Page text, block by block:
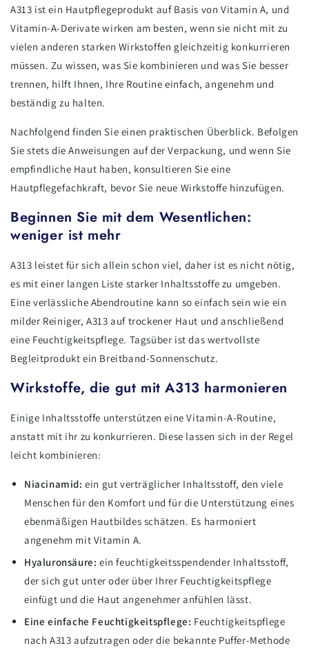
A313 ist ein Hautpflegeprodukt auf Basis von Vitamin A, und
Vitamin-A-Derivate wirken am besten, wenn sie nicht mit zu
vielen anderen starken Wirkstoffen gleichzeitig konkurrieren
müssen. Zu wissen, was Sie kombinieren und was Sie besser
trennen, hilft Ihnen, Ihre Routine einfach, angenehm und
beständig zu halten.
Nachfolgend finden Sie einen praktischen Überblick. Befolgen
Sie stets die Anweisungen auf der Verpackung, und wenn Sie
empfindliche Haut haben, konsultieren Sie eine
Hautpflegefachkraft, bevor Sie neue Wirkstoffe hinzufügen.
Beginnen Sie mit dem Wesentlichen:
weniger ist mehr
A313 leistet für sich allein schon viel, daher ist es nicht nötig,
es mit einer langen Liste starker Inhaltsstoffe zu umgeben.
Eine verlässliche Abendroutine kann so einfach sein wie ein
milder Reiniger, A313 auf trockener Haut und anschließend
eine Feuchtigkeitspflege. Tagsüber ist das wertvollste
Begleitprodukt ein Breitband-Sonnenschutz.
Wirkstoffe, die gut mit A313 harmonieren
Einige Inhaltsstoffe unterstützen eine Vitamin-A-Routine,
anstatt mit ihr zu konkurrieren. Diese lassen sich in der Regel
leicht kombinieren:
Niacinamid: ein gut verträglicher Inhaltsstoff, den viele
Menschen für den Komfort und für die Unterstützung eines
ebenmäßigen Hautbildes schätzen. Es harmoniert
angenehm mit Vitamin A.
Hyaluronsäure: ein feuchtigkeitsspendender Inhaltsstoff,
der sich gut unter oder über Ihrer Feuchtigkeitspflege
einfügt und die Haut angenehmer anfühlen lässt.
Eine einfache Feuchtigkeitspflege: Feuchtigkeitspflege
nach A313 aufzutragen oder die bekannte Puffer-Methode